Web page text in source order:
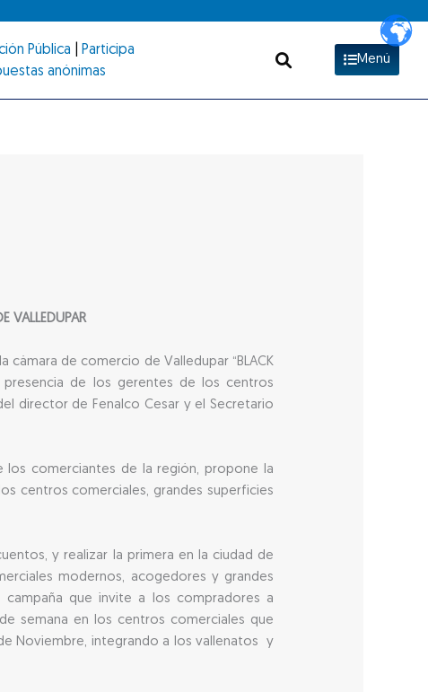
Pública
Participa
anónimas
Menú
VALLEDUPAR
de comercio de Valledupar “BLACK
la presencia de los gerentes de los centros
director de Fenalco Cesar y el Secretario
los comerciantes de la región, propone la
los centros comerciales, grandes superficies
y realizar la primera en la ciudad de
modernos, acogedores y grandes
que invite a los compradores a
semana en los centros comerciales que
Noviembre, integrando a los vallenatos y